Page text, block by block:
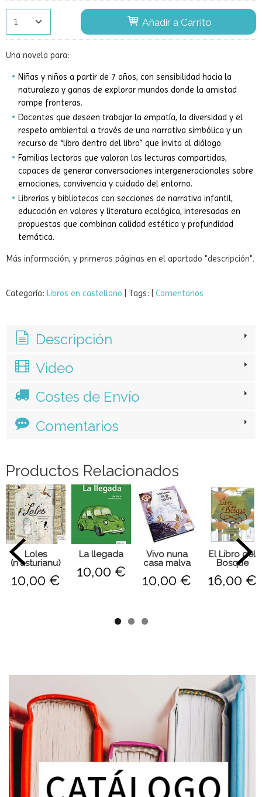
Añadir a Carrito
Una novela para:
Niñas y niños a partir de 7 años, con sensibilidad hacia la
naturaleza y ganas de explorar mundos donde la amistad
rompe fronteras.
Docentes que deseen trabajar la empatía, la diversidad y el
respeto ambiental a través de una narrativa simbólica y un
recurso de “libro dentro del libro” que invita al diálogo.
Familias lectoras que valoran las lecturas compartidas,
capaces de generar conversaciones intergeneracionales sobre
emociones, convivencia y cuidado del entorno.
Librerías y bibliotecas con secciones de narrativa infantil,
educación en valores y literatura ecológica, interesadas en
propuestas que combinan calidad estética y profundidad
temática.
Más información, y primeras páginas en el apartado "descripción".
Categoría: Libros en castellano Tags: Comentarios
Descripción
Video
Costes de Envío
Comentarios
Productos Relacionados
Loles
(n'asturianu)
10,00 €
La llegada
10,00 €
Vivo nuna
casa malva
10,00 €
El Libro del
Bosque
16,00 €